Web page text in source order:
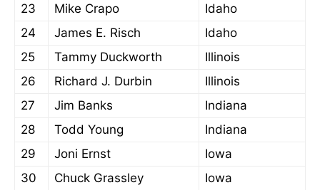
23
Mike Crapo
Idaho
24
James E. Risch
Idaho
25
Tammy Duckworth
Illinois
26
Richard J. Durbin
Illinois
27
Jim Banks
Indiana
28
Todd Young
Indiana
29
Joni Ernst
Iowa
30
Chuck Grassley Iowa